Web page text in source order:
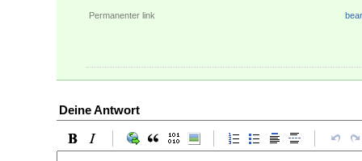
Permanenter link
Deine Antwort